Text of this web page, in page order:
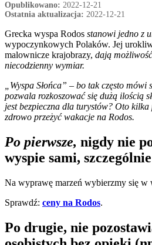
Opublikowano: 2022-12-21
Ostatnia aktualizacja: 2022-12-21
Grecka wyspa Rodos stanowi jedno z
wypoczynkowych Polaków. Jej
malownicze krajobrazy, dają
niecodzienny wymiar.
„Wyspa Słońca” – bo tak często mówi
pozwala rozkoszować się dużą ilością
jest bezpieczna dla turystów? Oto
zdrowo przeżyć wakacje na Rodos.
Po pierwsze, nigdy nie
wyspie sami,
Na wyprawę marzeń wybierzmy się w
Sprawdź: ceny na Rodos.
Po drugie, nie